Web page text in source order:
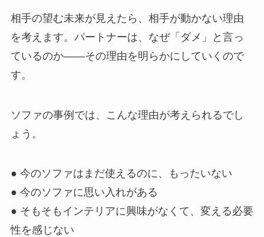
相手の望む未来が見えたら、相手が動かない理由
を考えます。パートナーは、なぜ「ダメ」と言っ
ているのか——その理由を明らかにしていくので
す。
ソファの事例では、こんな理由が考えられるでし
ょう。
● 今のソファはまだ使えるのに、もったいない
● 今のソファに思い入れがある
● そもそもインテリアに興味がなくて、変える必要
性を感じない